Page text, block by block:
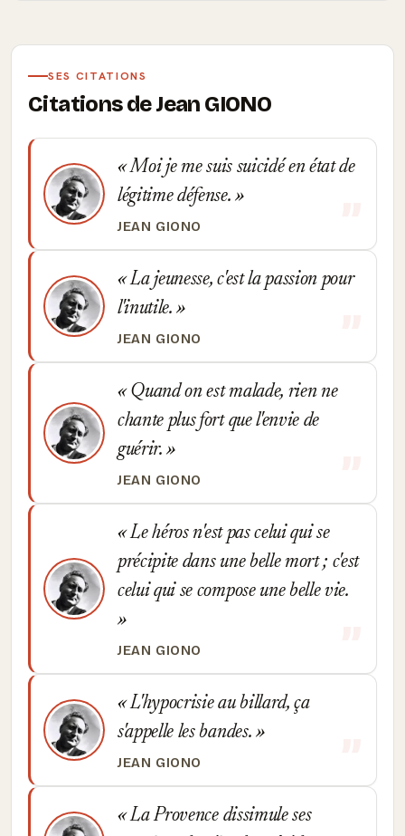
SES CITATIONS
Citations de Jean GIONO
Moi je me suis suicidé en état de
légitime défense.
JEAN GIONO
La jeunesse, c'est la passion pour
l'inutile.
JEAN GIONO
Quand on est malade, rien ne
chante plus fort que l'envie de
guérir.
JEAN GIONO
Le héros n'est pas celui qui se
précipite dans une belle mort ; c'est
celui qui se compose une belle vie.
JEAN GIONO
L'hypocrisie au billard, ça
s'appelle les bandes.
JEAN GIONO
La Provence dissimule ses